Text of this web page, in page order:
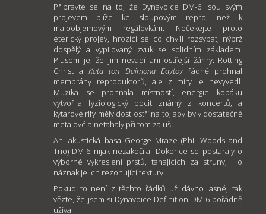
Připravte se na to, že Dynavoice DM-6 jsou svým
projevem blíže ke sloupovým repro, než k
maloobjemovým regálovkám. Nečekejte proto
éterický projev, hrozící se co chvíli rozsypat, nýbrž
dospělý a vypilovaný zvuk se solidním základem.
Plusem je, že jim nevadí ani ostřejší žánry: Rotting
Christ aKata ton Daimona Eaytoy řádně prohnal
membrány reproduktorů, ale z míry je nevyvedl.
Muzika se prohnala místností, energie kopáku
vytvořila fyziologický pocit známý z koncertů, a
kytarové rify měly dost ostří na to, aby byly dostatečně
metalové a netahaly při tom za uši.
Ani akustická basa George Mraze (Phil Woods and
Trio) DM-6 nijak nezakočila. Dokonce se postaraly o
výborné vykreslení prstů, tahajících za struny, i o
náznak jejich rezonující textury.
Pokud to není z těchto řádků už dávno jasné, tak
vězte, že jsem si Dynavoice Definition DM-6 pořádně
užíval.